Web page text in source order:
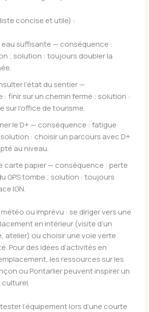
concise et utile) :
eau suffisante — conséquence :
; solution : toujours doubler la
l’état du sentier —
: finir sur un chemin fermé ; solution :
sur l’office de tourisme.
le D+ — conséquence : fatigue
: choisir un parcours avec D+
au niveau.
carte papier — conséquence : perte
GPS tombe ; solution : toujours
IGN.
météo ou imprévu : se diriger vers une
en intérieur (visite d’un
atelier) ou choisir une voie verte
Pour des idées d’activités en
les ressources sur les
ou Pontarlier peuvent inspirer un
culturel.
l’équipement lors d’une courte